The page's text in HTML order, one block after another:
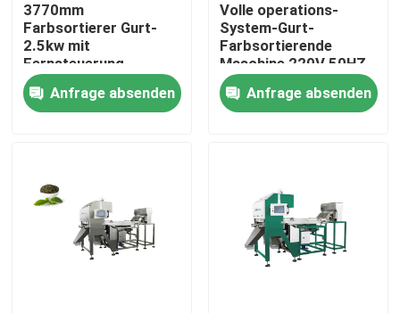
Qualitätskontrolle
Treten Sie mit uns in Verbindung
Fordern Sie ein Zitat
Reisfarbsortierer
3770mm
Farbsortierer Gurt-
2.5kw mit
Fernsteuerung
Anfrage absenden
Volle operations-
System-Gurt-
Farbsortierende
Maschine 220V 50HZ
LED eine Schlüssel
Anfrage absenden